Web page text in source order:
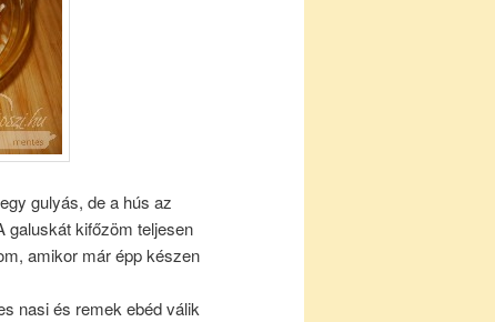
gulyás, de a hús az
galuskát kifőzöm teljesen
amikor már épp készen
nasi és remek ebéd válik